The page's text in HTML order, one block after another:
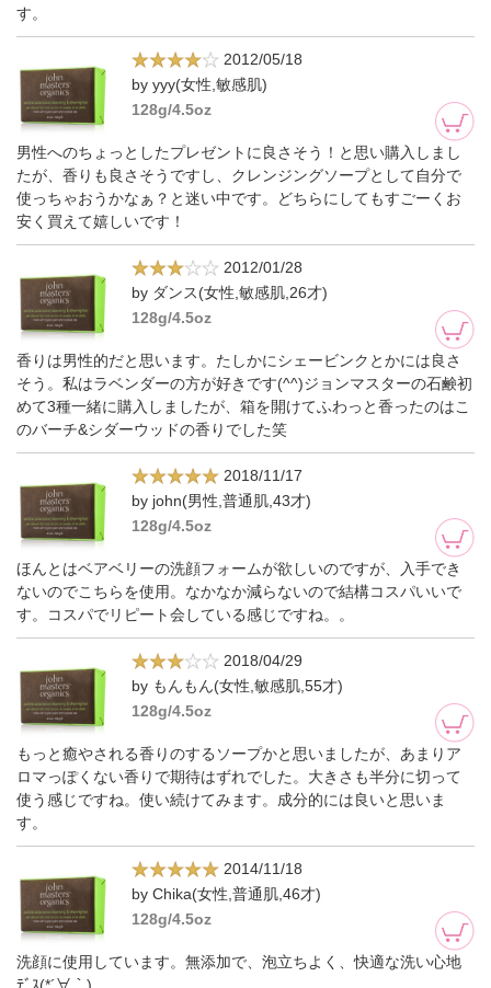
す。
2012/05/18
by yyy(女性,敏感肌)
128g/4.5oz
男性へのちょっとしたプレゼントに良さそう！と思い購入しまし
たが、香りも良さそうですし、クレンジングソープとして自分で
使っちゃおうかなぁ？と迷い中です。どちらにしてもすごーくお
安く買えて嬉しいです！
2012/01/28
by ダンス(女性,敏感肌,26才)
128g/4.5oz
香りは男性的だと思います。たしかにシェービンクとかには良さ
そう。私はラベンダーの方が好きです(^^)ジョンマスターの石鹸初
めて3種一緒に購入しましたが、箱を開けてふわっと香ったのはこ
のバーチ&シダーウッドの香りでした笑
2018/11/17
by john(男性,普通肌,43才)
128g/4.5oz
ほんとはベアベリーの洗顔フォームが欲しいのですが、入手でき
ないのでこちらを使用。なかなか減らないので結構コスパいいで
す。コスパでリピート会している感じですね。。
2018/04/29
by もんもん(女性,敏感肌,55才)
128g/4.5oz
もっと癒やされる香りのするソープかと思いましたが、あまりア
ロマっぽくない香りで期待はずれでした。大きさも半分に切って
使う感じですね。使い続けてみます。成分的には良いと思いま
す。
2014/11/18
by Chika(女性,普通肌,46才)
128g/4.5oz
洗顔に使用しています。無添加で、泡立ちよく、快適な洗い心地